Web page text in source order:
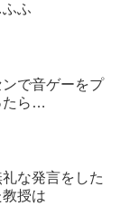
ふ
ンで音ゲーをプ
たら…
な発言をした
授は